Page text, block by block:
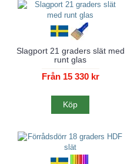
Slagport 21 graders slät med
runt glas
Från 15 330 kr
Köp